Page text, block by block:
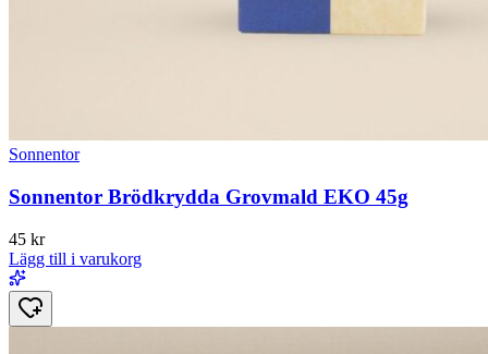
Sonnentor
Sonnentor Brödkrydda Grovmald EKO 45g
45 kr
Lägg till i varukorg